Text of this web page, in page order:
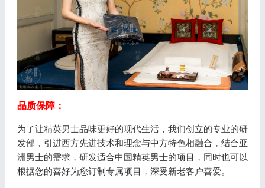
品质保障：
为了让精英男士品味更好的现代生活，我们创立的专业的研
发部，引进西方先进技术和理念与中方特色相融合，结合亚
洲男士的需求，研发适合中国精英男士的项目，同时也可以
根据您的喜好为您订制专属项目，深受新老客户喜爱。